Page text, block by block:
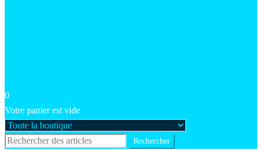
0
Votre panier est vide